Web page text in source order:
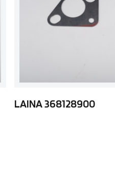
LAINA 368128900